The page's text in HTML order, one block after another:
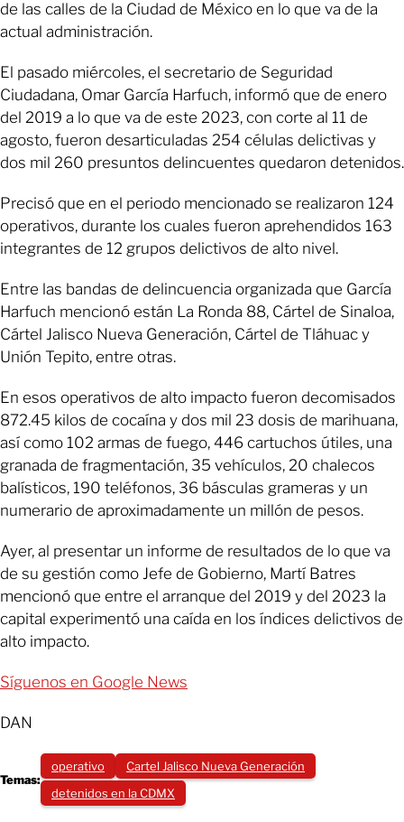
de las calles de la Ciudad de México en lo que va de la
actual administración.
El pasado miércoles, el secretario de Seguridad
Ciudadana, Omar García Harfuch, informó que de enero
del 2019 a lo que va de este 2023, con corte al 11 de
agosto, fueron desarticuladas 254 células delictivas y
dos mil 260 presuntos delincuentes quedaron detenidos.
Precisó que en el periodo mencionado se realizaron 124
operativos, durante los cuales fueron aprehendidos 163
integrantes de 12 grupos delictivos de alto nivel.
Entre las bandas de delincuencia organizada que García
Harfuch mencionó están La Ronda 88, Cártel de Sinaloa,
Cártel Jalisco Nueva Generación, Cártel de Tláhuac y
Unión Tepito, entre otras.
En esos operativos de alto impacto fueron decomisados
872.45 kilos de cocaína y dos mil 23 dosis de marihuana,
así como 102 armas de fuego, 446 cartuchos útiles, una
granada de fragmentación, 35 vehículos, 20 chalecos
balísticos, 190 teléfonos, 36 básculas grameras y un
numerario de aproximadamente un millón de pesos.
Ayer, al presentar un informe de resultados de lo que va
de su gestión como Jefe de Gobierno, Martí Batres
mencionó que entre el arranque del 2019 y del 2023 la
capital experimentó una caída en los índices delictivos de
alto impacto.
Síguenos en Google News
DAN
Temas:
operativo
Cartel Jalisco Nueva Generación
detenidos en la CDMX